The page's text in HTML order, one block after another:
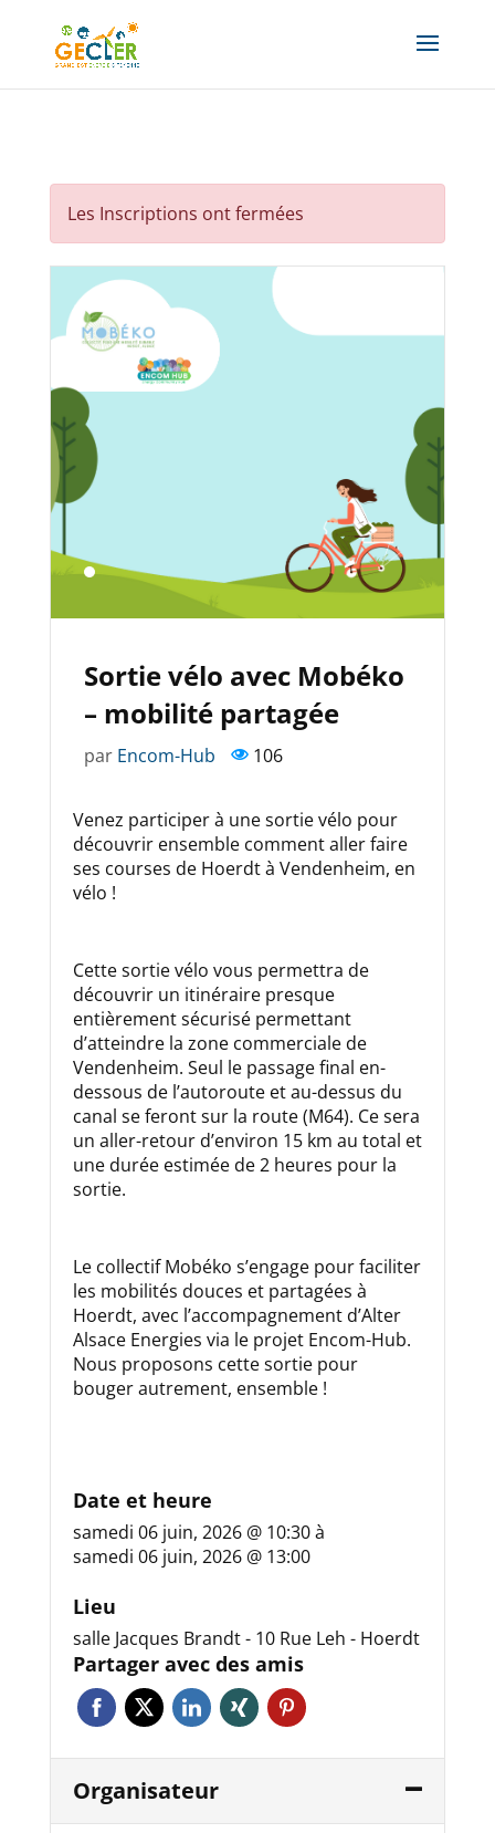
Les Inscriptions ont fermées
Sortie vélo avec Mobéko
– mobilité partagée
par Encom-Hub 106
Venez participer à une sortie vélo pour
découvrir ensemble comment aller faire
ses courses de Hoerdt à Vendenheim, en
vélo !
Cette sortie vélo vous permettra de
découvrir un itinéraire presque
entièrement sécurisé permettant
d’atteindre la zone commerciale de
Vendenheim. Seul le passage final en-
dessous de l’autoroute et au-dessus du
canal se feront sur la route (M64). Ce sera
un aller-retour d’environ 15 km au total et
une durée estimée de 2 heures pour la
sortie.
Le collectif Mobéko s’engage pour faciliter
les mobilités douces et partagées à
Hoerdt, avec l’accompagnement d’Alter
Alsace Energies via le projet Encom-Hub.
Nous proposons cette sortie pour
bouger autrement, ensemble !
Date et heure
samedi 06 juin, 2026 @ 10:30à
samedi 06 juin, 2026 @ 13:00
Lieu
salle Jacques Brandt - 10 Rue Leh - Hoerdt
Partager avec des amis
Organisateur